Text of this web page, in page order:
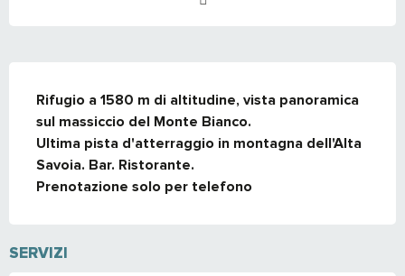
Rifugio a 1580 m di altitudine, vista panoramica
sul massiccio del Monte Bianco.
Ultima pista d'atterraggio in montagna dell'Alta
Savoia. Bar. Ristorante.
Prenotazione solo per telefono
SERVIZI